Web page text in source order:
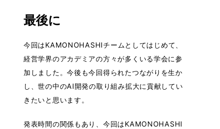
最後に
今回はKAMONOHASHIチームとしてはじめて、
経営学界のアカデミアの方々が多くいる学会に参
加しました。今後も今回得られたつながりを生か
し、世の中のAI開発の取り組み拡大に貢献してい
きたいと思います。
発表時間の関係もあり、今回はKAMONOHASHI